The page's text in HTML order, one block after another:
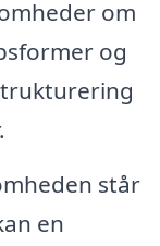
om
og
står
en